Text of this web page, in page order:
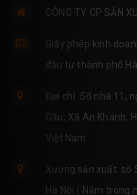
CÔNG TY CP SẢN
Giấy phép kinh
đầu tư thành phố
Địa chỉ: Số nhà 11,
Cầu, Xã An Khánh,
Việt Nam
Xưởng sản xuất: số
Hà Nội ( Nằm trong